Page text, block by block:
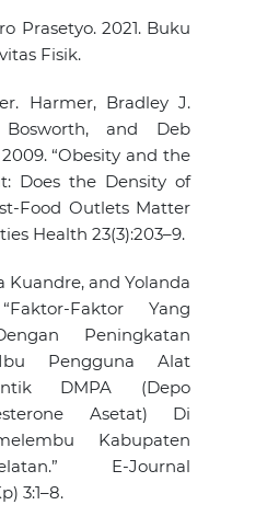
Prasetyo. 2021. Buku
Fisik.
Harmer, Bradley J.
and Deb
“Obesity and the
Does the Density of
Food Outlets Matter
Health 23(3):203–9.
Kuandre, and Yolanda
Faktor Yang
Peningkatan
Pengguna Alat
DMPA (Depo
Asetat) Di
Kabupaten
E-Journal
3:1–8.